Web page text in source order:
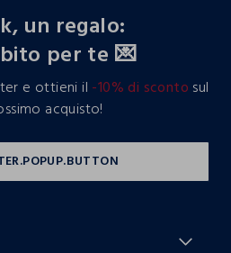
un regalo:
per te 💌
e ottieni il -10% di sconto sul
acquisto!